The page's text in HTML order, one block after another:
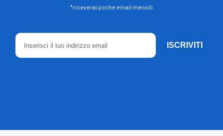
*riceverai poche email mensili
ISCRIVITI